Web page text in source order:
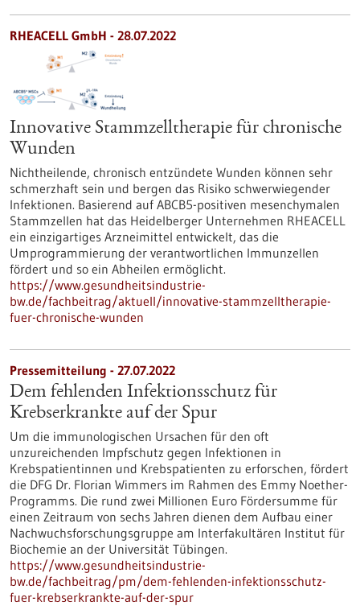
RHEACELL GmbH - 28.07.2022
Innovative Stammzelltherapie für chronische
Wunden
Nichtheilende, chronisch entzündete Wunden können sehr
schmerzhaft sein und bergen das Risiko schwerwiegender
Infektionen. Basierend auf ABCB5-positiven mesenchymalen
Stammzellen hat das Heidelberger Unternehmen RHEACELL
ein einzigartiges Arzneimittel entwickelt, das die
Umprogrammierung der verantwortlichen Immunzellen
fördert und so ein Abheilen ermöglicht.
https://www.gesundheitsindustrie-
bw.de/fachbeitrag/aktuell/innovative-stammzelltherapie-
fuer-chronische-wunden
Pressemitteilung - 27.07.2022
Dem fehlenden Infektionsschutz für
Krebserkrankte auf der Spur
Um die immunologischen Ursachen für den oft
unzureichenden Impfschutz gegen Infektionen in
Krebspatientinnen und Krebspatienten zu erforschen, fördert
die DFG Dr. Florian Wimmers im Rahmen des Emmy Noether-
Programms. Die rund zwei Millionen Euro Fördersumme für
einen Zeitraum von sechs Jahren dienen dem Aufbau einer
Nachwuchsforschungsgruppe am Interfakultären Institut für
Biochemie an der Universität Tübingen.
https://www.gesundheitsindustrie-
bw.de/fachbeitrag/pm/dem-fehlenden-infektionsschutz-
fuer-krebserkrankte-auf-der-spur